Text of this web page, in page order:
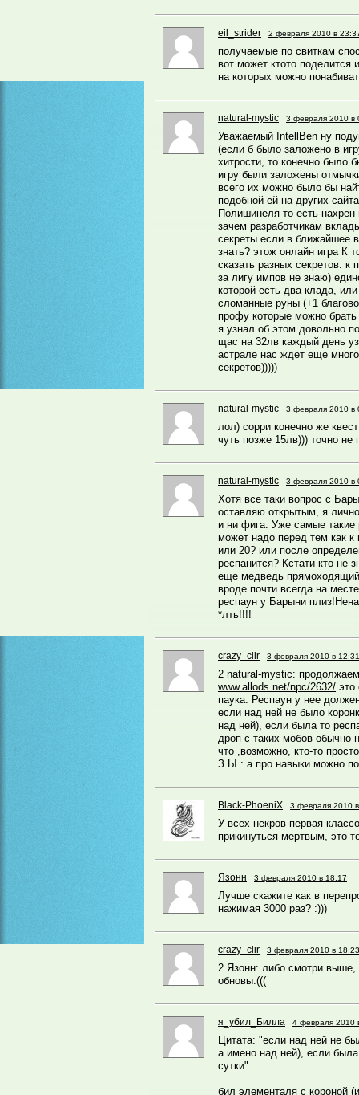
eil_strider 2 февраля 2010 в
получаемые по свиткам
вот может ктото
на которых можно
natural-mystic 3 февраля 2010 в
Уважаемый IntellBen ну
(если б было заложено в
хитрости, то конечно было
игру были заложены
всего их можно было бы
подобной ей на других
Полишинеля то есть нахрен
зачем разработчикам
секреты если в ближайшее
знать? этож онлайн игра К
сказать разных секретов: к
за лигу импов не знаю)
которой есть два клада,
сломанные руны (+1
профу которые можно
я узнал об этом довольно
щас на 32лв каждый день
астрале нас ждет еще
секретов)))))
natural-mystic 3 февраля 2010 в
лол) сорри конечно же
чуть позже 15лв))) точно не
natural-mystic 3 февраля 2010 в
Хотя все таки вопрос с
оставляю открытым, я
и ни фига. Уже самые
может надо перед тем как к
или 20? или после
респанится? Кстати кто не
еще медведь
вроде почти всегда на
респаун у Барыни
*лть!!!!
crazy_clir 3 февраля 2010 в 12:31
2 natural-mystic:
www.allods.net/npc/2632/ это
паука. Респаун у нее
если над ней не было
над ней), если была то
дроп с таких мобов обычно
что ,возможно, кто-то
З.Ы.: а про навыки можно
Black-PhoeniX 3 февраля 2010
У всех некров первая
прикинуться мертвым, это
Язонн 3 февраля 2010 в 18:17
Лучше скажите как в
нажимая 3000 раз? :)))
crazy_clir 3 февраля 2010 в 18:23
2 Язонн: либо смотри
обновы.(((
я_убил_Билла 4 февраля 2010
Цитата: "если над ней не
а имено над ней), если
сутки"
бил элементаля с короной